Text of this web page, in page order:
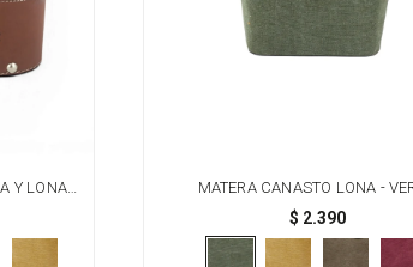
Y LONA -
MATERA CANASTO LONA -
$ 2.390